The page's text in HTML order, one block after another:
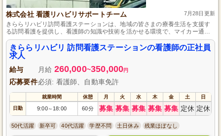
株式会社 看護リハビリサポートチーム 7月28日更新
きららリハビリ訪問看護ステーションは、地域の皆さまの療養生活を支援す
る訪問看護を提供し、看護師の知識や技術を活かせる環境で、マイカー通勤
可能な駐車場完備と休みは土日週休2日制、年間休日110日で働きやすさも魅
力の事業所です。
きららリハビリ 訪問看護ステーションの看護師の正社員
求人
給与 月給 260,000~350,000円
応募要件必須: 看護師、自動車免許
就業時間 休憩 月 火 水 木 金 土 日
日勤 9:00～ 18:00 60分 募集 募集 募集 募集 募集 定休 定休
50代活躍 新卒可 40代活躍 学歴不問 土日休み 残業ほぼなし